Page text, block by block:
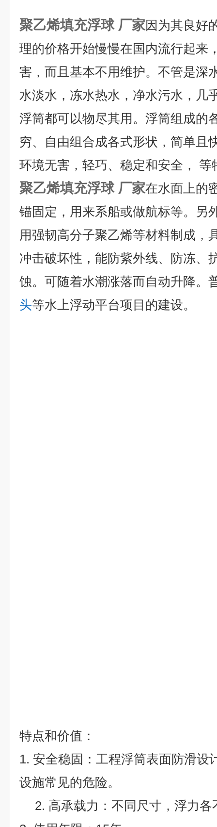
聚乙烯填充浮球 厂家因为其良好
理的价格开始慢慢在国内流行起来
害，而且基本不用维护。不管是深
水淡水，冻水热水，净水污水，几
浮筒都可以物尽其用。浮筒组成的
穷、自由组合成各式形状，简单且
环境无害，轻巧、稳定和安全， 等
聚乙烯填充浮球 厂家在水面上的
锚固定，用来系船或做航标等。另
用强韧高分子聚乙烯等材料制成，
冲击破坏性，能防紫外线、防冻、
蚀。可随着水潮涨落而自动升降。
头等水上浮动平台项目的建设。
特点和价值：
1. 安全稳固：工程浮筒表面防滑设
设施常见的危险。
2. 高承载力： 不同尺寸，浮力各